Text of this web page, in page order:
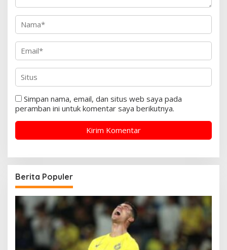
Simpan nama, email, dan situs web saya pada
peramban ini untuk komentar saya berikutnya.
Berita Populer